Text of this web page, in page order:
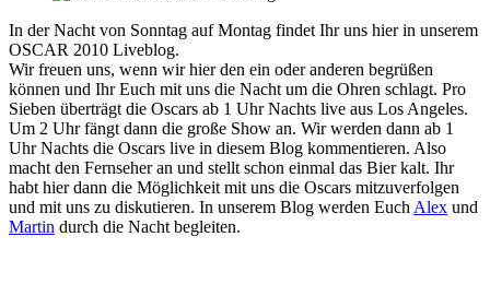
In der Nacht von Sonntag auf Montag findet Ihr uns hier in unserem
OSCAR 2010 Liveblog.
Wir freuen uns, wenn wir hier den ein oder anderen begrüßen
können und Ihr Euch mit uns die Nacht um die Ohren schlagt. Pro
Sieben überträgt die Oscars ab 1 Uhr Nachts live aus Los Angeles.
Um 2 Uhr fängt dann die große Show an. Wir werden dann ab 1
Uhr Nachts die Oscars live in diesem Blog kommentieren. Also
macht den Fernseher an und stellt schon einmal das Bier kalt. Ihr
habt hier dann die Möglichkeit mit uns die Oscars mitzuverfolgen
und mit uns zu diskutieren. In unserem Blog werden Euch Alex und
Martin durch die Nacht begleiten.